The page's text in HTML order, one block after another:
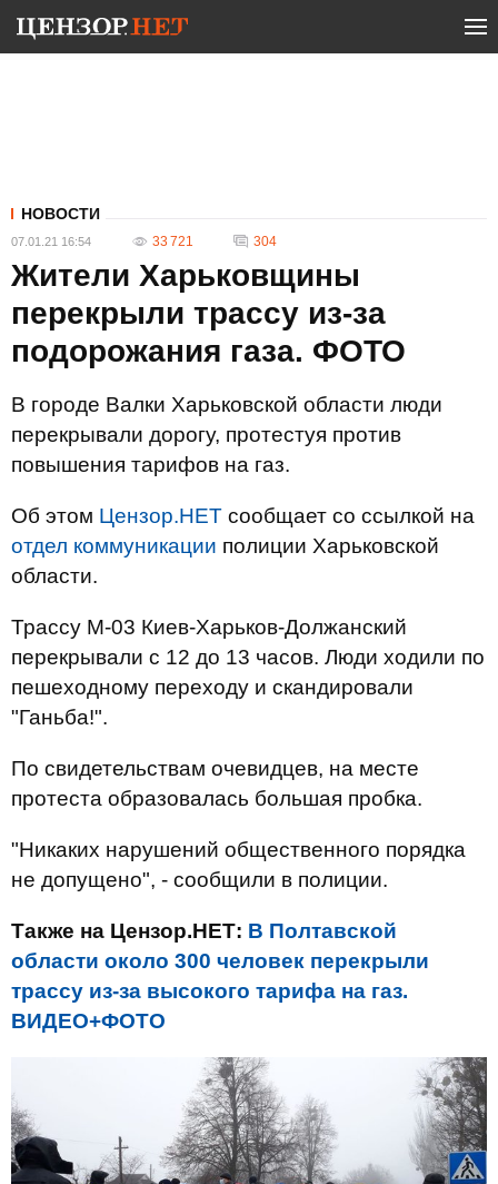
НОВОСТИ
07.01.21 16:54 33 721 304
Жители Харьковщины
перекрыли трассу из-за
подорожания газа. ФОТО
В городе Валки Харьковской области люди
перекрывали дорогу, протестуя против
повышения тарифов на газ.
Об этом Цензор.НЕТ сообщает со ссылкой на
отдел коммуникации полиции Харьковской
области.
Трассу М-03 Киев-Харьков-Должанский
перекрывали с 12 до 13 часов. Люди ходили по
пешеходному переходу и скандировали
"Ганьба!".
По свидетельствам очевидцев, на месте
протеста образовалась большая пробка.
"Никаких нарушений общественного порядка
не допущено", - сообщили в полиции.
Также на Цензор.НЕТ: В Полтавской
области около 300 человек перекрыли
трассу из-за высокого тарифа на газ.
ВИДЕО+ФОТО